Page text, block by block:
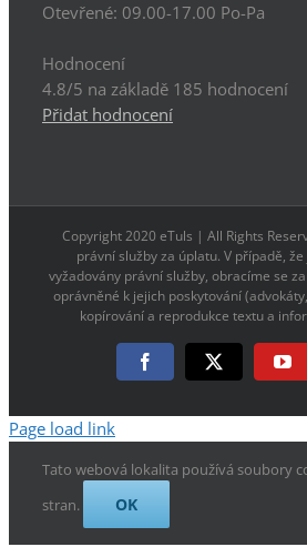
Otevřené: 09.00-17.00 Po-Pa
Hodnocení
4.8/5 na základě 185 hodnocení
Přidat hodnocení
Copyright 2020 eTuls | All Rights
právní služby za úplatu. V případě,
vyžadovány právní služby, obracíme se
oprávněné k jejich poskytování
kopírování a reprodukce textu a
FacebookX
Page load link
Tato webová lokalita používá soubory
stran.
OK